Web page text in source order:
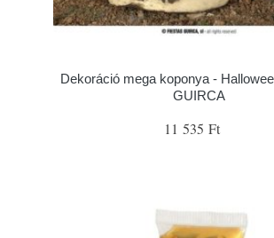
Dekoráció mega koponya -
GUIRCA
11 535 Ft